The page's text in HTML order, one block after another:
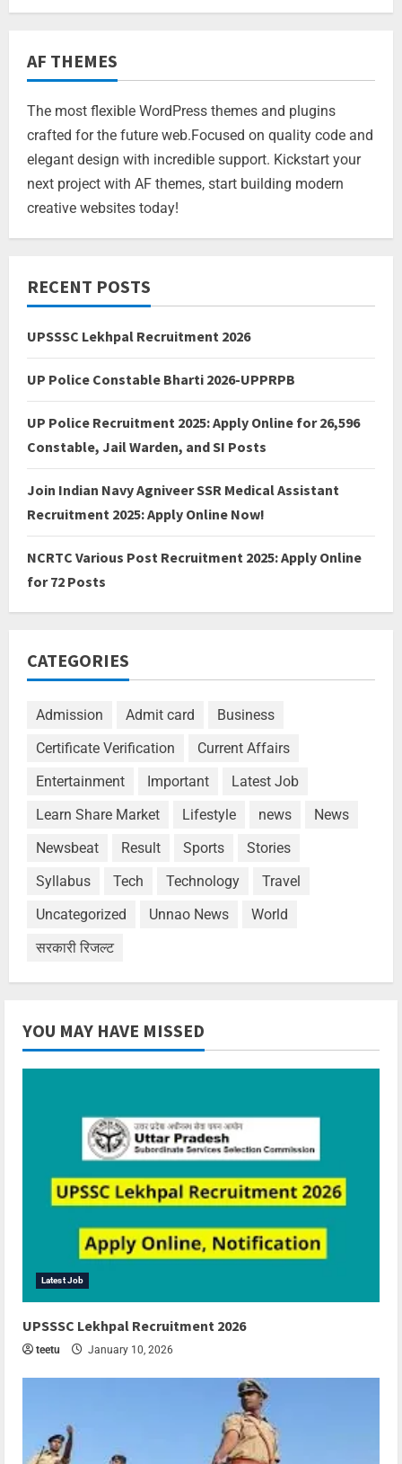
AF THEMES
The most flexible WordPress themes and plugins
crafted for the future web.Focused on quality code and
elegant design with incredible support. Kickstart your
next project with AF themes, start building modern
creative websites today!
RECENT POSTS
UPSSSC Lekhpal Recruitment 2026
UP Police Constable Bharti 2026-UPPRPB
UP Police Recruitment 2025: Apply Online for 26,596
Constable, Jail Warden, and SI Posts
Join Indian Navy Agniveer SSR Medical Assistant
Recruitment 2025: Apply Online Now!
NCRTC Various Post Recruitment 2025: Apply Online
for 72 Posts
CATEGORIES
Admission Admit card
Business
Certificate Verification
Current Affairs
Entertainment
Important
Latest Job
Learn Share Market
Lifestyle news
News
Newsbeat
Result Sports
Stories
Syllabus
Tech Technology
Travel
Uncategorized
Unnao News
World
सरकारी रिजल्ट
YOU MAY HAVE MISSED
Latest Job
UPSSSC Lekhpal Recruitment 2026
teetu January 10, 2026